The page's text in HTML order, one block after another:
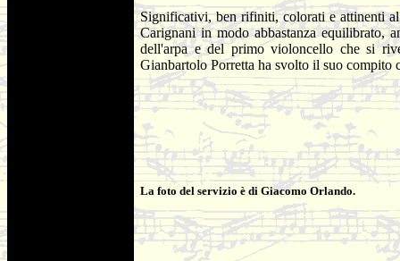
Significativi, ben rifiniti, colorati e attinenti al
Carignani in modo abbastanza equilibrato,
dell'arpa e del primo violoncello che si
Gianbartolo Porretta ha svolto il suo compito
La foto del servizio è di Giacomo Orlando.